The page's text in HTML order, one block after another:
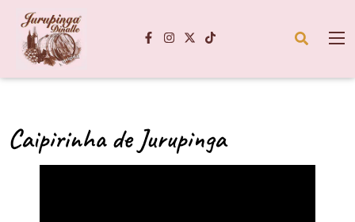
Caipirinha de Jurupinga